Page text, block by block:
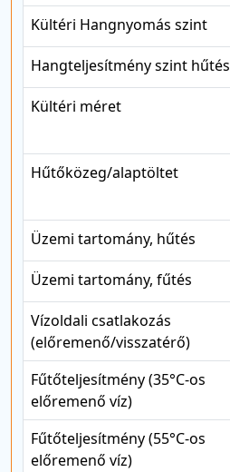
Kültéri Hangnyomás szint
Hangteljesítmény szint hűtés
Kültéri méret
Hűtőközeg/alaptöltet
Üzemi tartomány, hűtés
Üzemi tartomány, fűtés
Vízoldali csatlakozás
(előremenő/visszatérő)
Fűtőteljesítmény (35°C-os
előremenő víz)
Fűtőteljesítmény (55°C-os
előremenő víz)